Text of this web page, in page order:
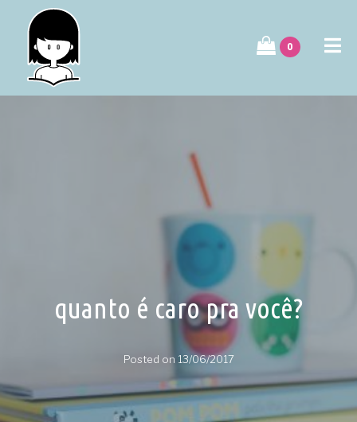
0
quanto é caro pra você?
Posted on 13/06/2017